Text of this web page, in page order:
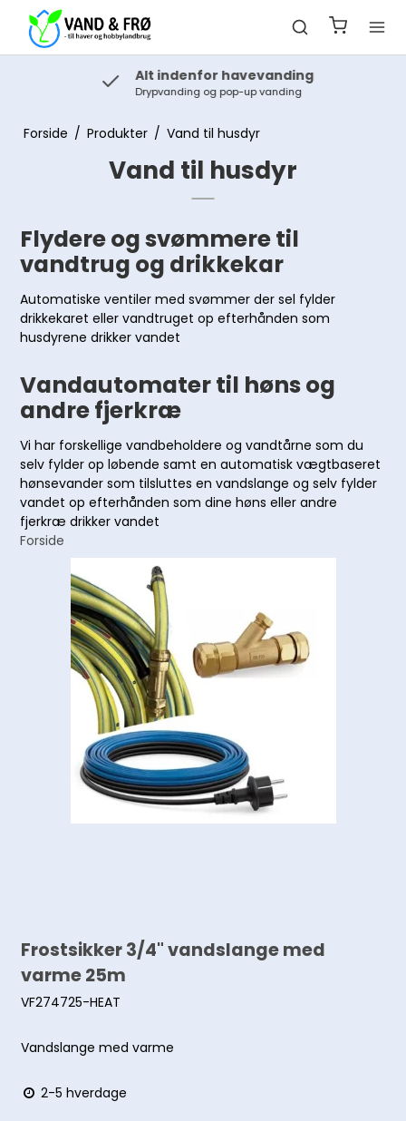
Alt indenfor havevanding
Drypvanding og pop-up vanding
Forside / Produkter / Vand til husdyr
Vand til husdyr
Flydere og svømmere til
vandtrug og drikkekar
Automatiske ventiler med svømmer der sel fylder
drikkekaret eller vandtruget op efterhånden som
husdyrene drikker vandet
Vandautomater til høns og
andre fjerkræ
Vi har forskellige vandbeholdere og vandtårne som du
selv fylder op løbende samt en automatisk vægtbaseret
hønsevander som tilsluttes en vandslange og selv fylder
vandet op efterhånden som dine høns eller andre
fjerkræ drikker vandet
Forside
Frostsikker 3/4" vandslange med
varme 25m
VF274725-HEAT
Vandslange med varme
2-5 hverdage